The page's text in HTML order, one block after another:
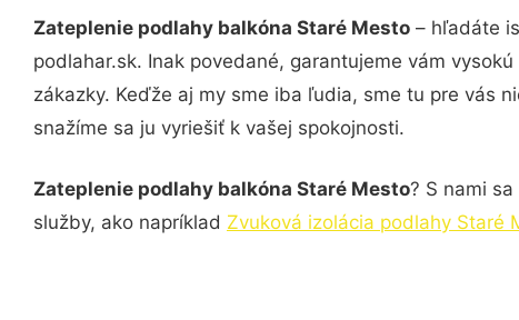
Zateplenie podlahy balkóna Staré Mesto – hľadáte
podlahar.sk. Inak povedané, garantujeme vám
zákazky. Keďže aj my sme iba ľudia, sme tu pre vás
snažíme sa ju vyriešiť k vašej spokojnosti.
Zateplenie podlahy balkóna Staré Mesto? S nami
služby, ako napríklad Zvuková izolácia podlahy Staré